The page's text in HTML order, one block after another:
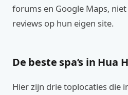
forums en Google Maps,
reviews op hun eigen site.
De beste spa’s in Hua
Hier zijn drie toplocaties die